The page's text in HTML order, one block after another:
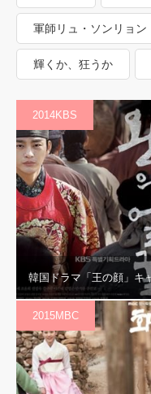
軍師リュ・ソンリョン
輝くか、狂うか
2014KBS
韓国ドラマ「王の顔」キ
2015MBC